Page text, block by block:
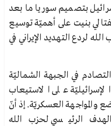
بتصميم سوريا ما بعد
بنيت على أهميّة توسيع
لردع التهديد الإيراني في
في الجبهة الشماليّة
على الاستيعاب
والمواجهة العسكريّة. إذ أنّ
الرئيسي لحزب الله